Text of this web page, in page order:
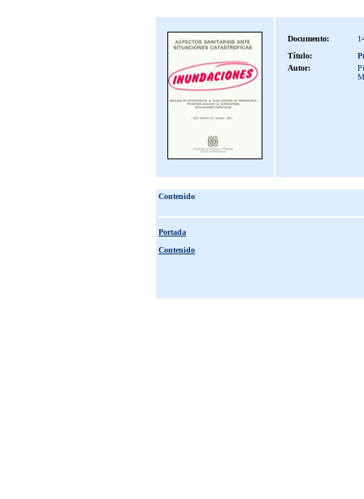
Documento:
Título:
Autor:
Contenido
Portada
Contenido